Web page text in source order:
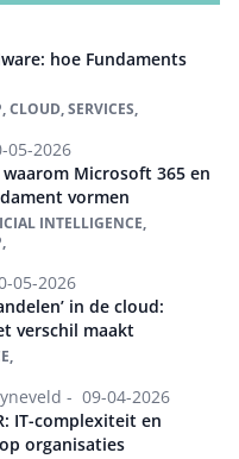
hoe Fundaments
CLOUD, SERVICES,
05-2026
Microsoft 365 en
vormen
INTELLIGENCE,
05-2026
in de cloud:
verschil maakt
- 09-04-2026
IT-complexiteit en
organisaties